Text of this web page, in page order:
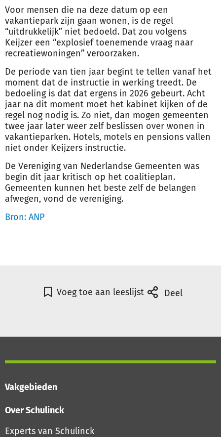
Voor mensen die na deze datum op een
vakantiepark zijn gaan wonen, is de regel
“uitdrukkelijk” niet bedoeld. Dat zou volgens
Keijzer een “explosief toenemende vraag naar
recreatiewoningen” veroorzaken.
De periode van tien jaar begint te tellen vanaf het
moment dat de instructie in werking treedt. De
bedoeling is dat dat ergens in 2026 gebeurt. Acht
jaar na dit moment moet het kabinet kijken of de
regel nog nodig is. Zo niet, dan mogen gemeenten
twee jaar later weer zelf beslissen over wonen in
vakantieparken. Hotels, motels en pensions vallen
niet onder Keijzers instructie.
De Vereniging van Nederlandse Gemeenten was
begin dit jaar kritisch op het coalitieplan.
Gemeenten kunnen het beste zelf de belangen
afwegen, vond de vereniging.
Bron: ANP
Voeg toe aan leeslijst Deel
Vakgebieden
Over Schulinck
Experts van Schulinck